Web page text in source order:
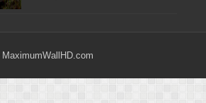
MaximumWallHD.com